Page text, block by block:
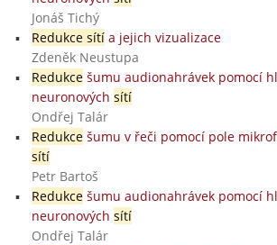
Jonáš Tichý
Redukce sítía jejich vizualizace
Zdeněk Neustupa
Redukcešumu audionahrávek pomocí
neuronových sítí
Ondřej Talár
Redukcešumu v řeči pomocí pole
sítí
Petr Bartoš
Redukcešumu audionahrávek pomocí
neuronových sítí
Ondřej Talár